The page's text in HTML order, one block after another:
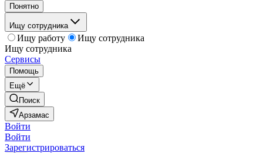
Понятно
Ищу сотрудника
Ищу работу
Ищу сотрудника
Ищу сотрудника
Сервисы
Помощь
Ещё
Поиск
Арзамас
Войти
Войти
Зарегистрироваться